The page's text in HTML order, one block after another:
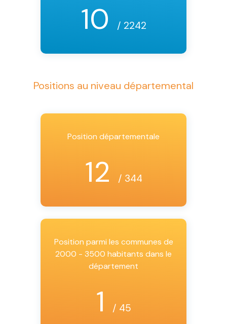
10 / 2242
Positions au niveau départemental
Position départementale
12 / 344
Position parmi les communes de
2000 - 3500 habitants dans le
département
1 / 45